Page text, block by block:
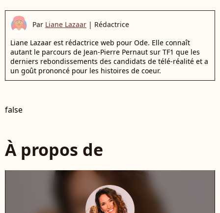
Par Liane Lazaar | Rédactrice
Liane Lazaar est rédactrice web pour Ode. Elle connaît
autant le parcours de Jean-Pierre Pernaut sur TF1 que les
derniers rebondissements des candidats de télé-réalité et a
un goût prononcé pour les histoires de coeur.
false
À propos de